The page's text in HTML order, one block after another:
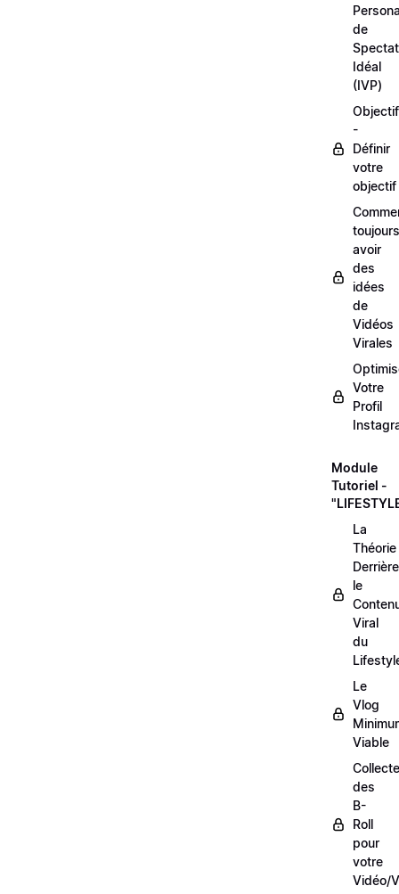
de
Idéal
(IVP)
Objectif
-
Définir
votre
objectif
toujours
avoir
des
idées
de
Vidéos
Virales
Votre
Profil
Module
Tutoriel -
La
Théorie
Derrière
le
Viral
du
Le
Vlog
Viable
des
B-
Roll
pour
votre
Vidéo/